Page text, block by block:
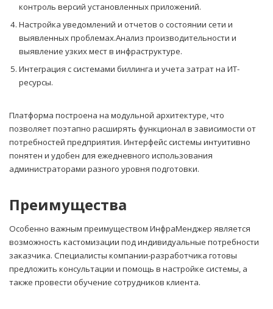
контроль версий установленных приложений.
Настройка уведомлений и отчетов о состоянии сети и
выявленных проблемах.Анализ производительности и
выявление узких мест в инфраструктуре.
Интеграция с системами биллинга и учета затрат на ИТ-
ресурсы.
Платформа построена на модульной архитектуре, что
позволяет поэтапно расширять функционал в зависимости от
потребностей предприятия. Интерфейс системы интуитивно
понятен и удобен для ежедневного использования
администраторами разного уровня подготовки.
Преимущества
Особенно важным преимуществом ИнфраМенджер является
возможность кастомизации под индивидуальные потребности
заказчика. Специалисты компании-разработчика готовы
предложить консультации и помощь в настройке системы, а
также провести обучение сотрудников клиента.